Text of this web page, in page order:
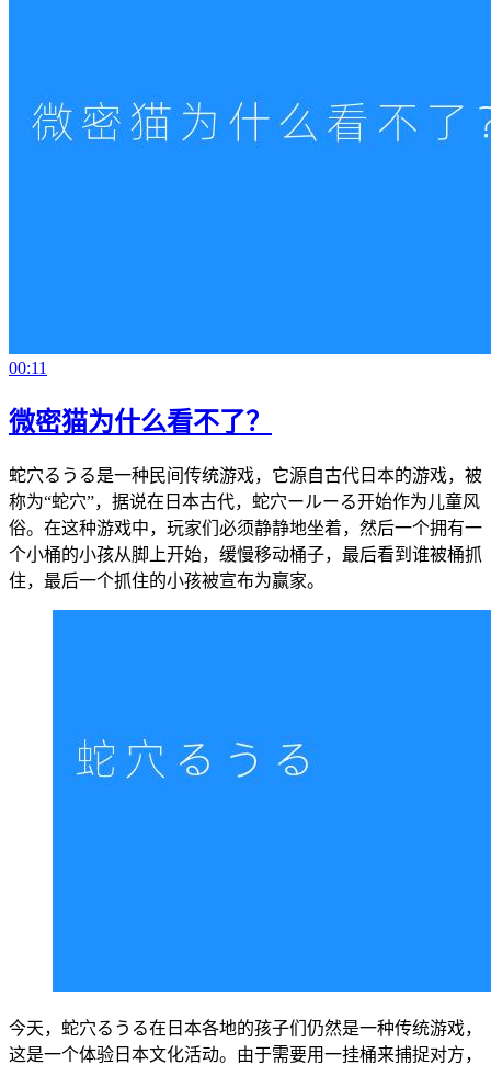
00:11
微密猫为什么看不了？
蛇穴るうる是一种民间传统游戏，它源自古代日本的游戏，被
称为“蛇穴”，据说在日本古代，蛇穴ールーる开始作为儿童风
俗。在这种游戏中，玩家们必须静静地坐着，然后一个拥有一
个小桶的小孩从脚上开始，缓慢移动桶子，最后看到谁被桶抓
住，最后一个抓住的小孩被宣布为赢家。
今天，蛇穴るうる在日本各地的孩子们仍然是一种传统游戏，
这是一个体验日本文化活动。由于需要用一挂桶来捕捉对方，